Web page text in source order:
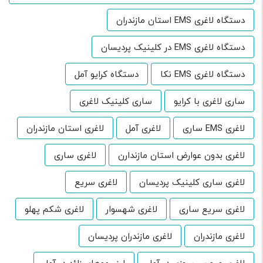
دستگاه لاغری EMS استان مازندران
دستگاه لاغری EMS در کلینیک پردیسان
دستگاه لاغری EMS نکا
دستگاه کرایو آمل
ساری لاغری با کرایو
ساری کلینیک لاغری
لاغری EMS ساری
لاغری آمل
لاغری استان مازندران
لاغری بدون عوارض استان مازندارن
لاغری ساری
لاغری ساری کلینیک پردیسان
لاغری سریع
لاغری سریع ساری
لاغری شهسوار
لاغری شکم پهلو
لاغری مازندران
لاغری مازندران پردیسان